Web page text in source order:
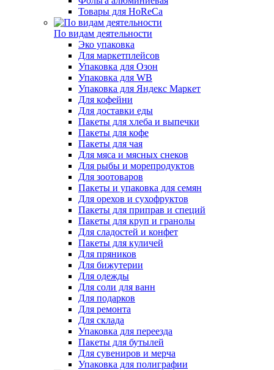
Товары для HoReCa
По видам деятельности
Эко упаковка
Для маркетплейсов
Упаковка для Озон
Упаковка для WB
Упаковка для Яндекс Маркет
Для кофейни
Для доставки еды
Пакеты для хлеба и выпечки
Пакеты для кофе
Пакеты для чая
Для мяса и мясных снеков
Для рыбы и морепродуктов
Для зоотоваров
Пакеты и упаковка для семян
Для орехов и сухофруктов
Пакеты для приправ и специй
Пакеты для круп и гранолы
Для сладостей и конфет
Пакеты для куличей
Для пряников
Для бижутерии
Для одежды
Для соли для ванн
Для подарков
Для ремонта
Для склада
Упаковка для переезда
Пакеты для бутылей
Для сувениров и мерча
Упаковка для полиграфии